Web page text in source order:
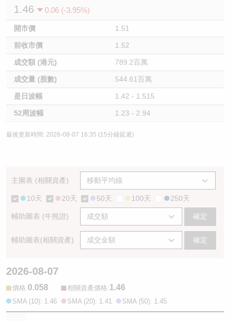
1.46
0.06 (-3.95%)
開市價 1.51
前收市價 1.52
成交額 (港元) 789.2百萬
成交量 (股數) 544.61百萬
是日波幅 1.42 - 1.515
52周波幅 1.23 - 2.94
最後更新時間: 2026-08-07 16:35 (15分鐘延遲)
主圖表 (相關資產)
10天 20天 50天 100天 250天
輔助圖表 (牛熊證) 確定
輔助圖表(相關資產) 確定
2026-08-07
價格:0.058 相關資產價格:1.46
SMA (10): 1.46 SMA (20): 1.41 SMA (50): 1.45